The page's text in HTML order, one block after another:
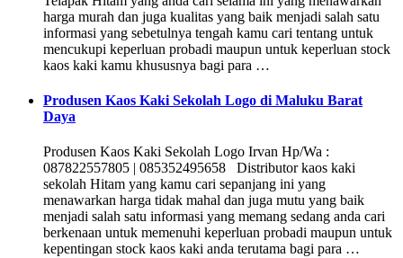
harga murah dan juga kualitas yang baik menjadi salah satu
informasi yang sebetulnya tengah kamu cari tentang untuk
mencukupi keperluan probadi maupun untuk keperluan stock
kaos kaki kamu khususnya bagi para …
Produsen Kaos Kaki Sekolah Logo di Maluku Barat
Daya
Produsen Kaos Kaki Sekolah Logo Irvan Hp/Wa :
087822557805 | 085352495658 Distributor kaos kaki
sekolah Hitam yang kamu cari sepanjang ini yang
menawarkan harga tidak mahal dan juga mutu yang baik
menjadi salah satu informasi yang memang sedang anda cari
berkenaan untuk memenuhi keperluan probadi maupun untuk
kepentingan stock kaos kaki anda terutama bagi para …